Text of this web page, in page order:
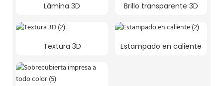
Lámina 3D Brillo transparente 3D
Textura 3D Estampado en caliente